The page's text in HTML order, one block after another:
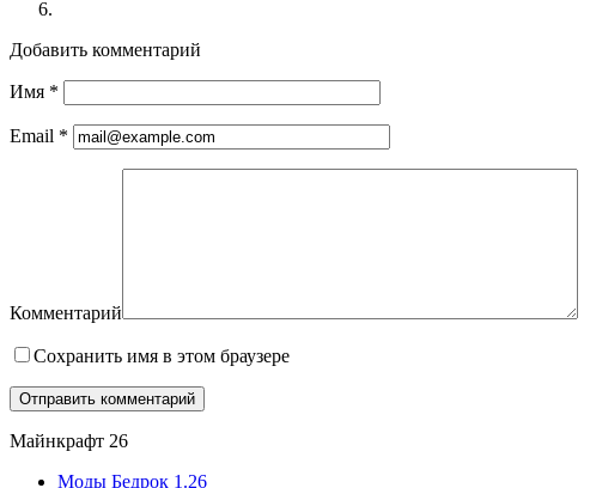
Добавить комментарий
Имя *
Email *
Комментарий
Сохранить имя в этом браузере
Майнкрафт 26
Моды Бедрок 1.26